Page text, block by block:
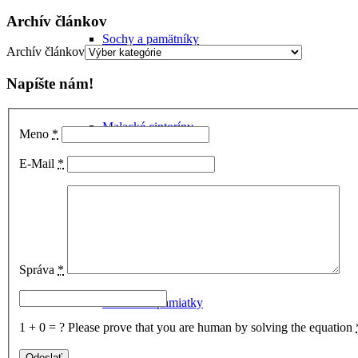
Sochy a pamätníky
Malacké cintoríny
Zaniknuté pamiatky
Archív článkov
Archív článkov
Napíšte nám!
Meno *
E-Mail *
Správa *
1 + 0 = ? Please prove that you are human by solving the equation